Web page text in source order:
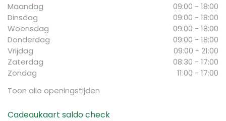
Maandag
09:00 - 18:00
Dinsdag
09:00 - 18:00
Woensdag
09:00 - 18:00
Donderdag
09:00 - 18:00
Vrijdag
09:00 - 21:00
Zaterdag
08:30 - 17:00
Zondag
11:00 - 17:00
Toon alle openingstijden
Cadeaukaart saldo check